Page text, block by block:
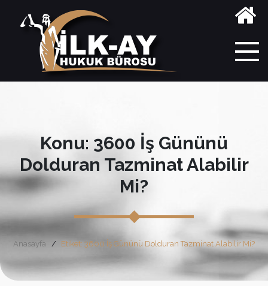
Konu: 3600 İş Gününü
Dolduran Tazminat Alabilir
Mi?
Anasayfa Etiket: 3600 İş Gününü Dolduran Tazminat Alabilir Mi?